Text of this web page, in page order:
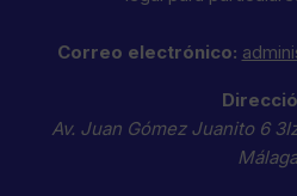
Correo electrónico:
Av. Juan Gómez Juanito 6
Málaga